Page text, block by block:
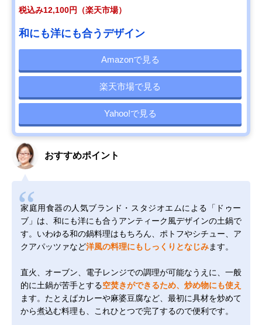
税込み12,100円（楽天市場）
和にも洋にも合うデザイン
Amazonで見る
楽天市場で見る
Yahoo!で見る
おすすめポイント
家庭用食器の人気ブランド・スタジオエムによる「ドゥー
ブ」は、和にも洋にも合うアンティーク風デザインの土鍋で
す。いわゆる和の鍋料理はもちろん、ポトフやシチュー、ア
クアパッツァなど洋風の料理にもしっくりとなじみます。
直火、オーブン、電子レンジでの調理が可能なうえに、一般
的に土鍋が苦手とする空焚きができるため、炒め物にも使え
ます。たとえばカレーや麻婆豆腐など、最初に具材を炒めて
から煮込む料理も、これひとつで完了するので便利です。